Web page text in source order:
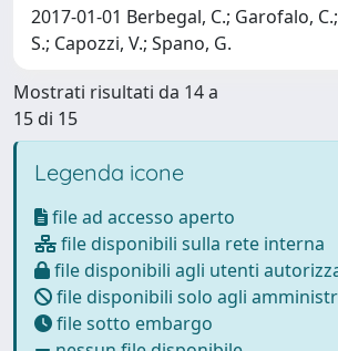
2017-01-01 Berbegal, C.; Garofalo,
S.; Capozzi, V.; Spano, G.
Mostrati risultati da 14 a
15 di 15
Legenda icone
file ad accesso aperto
file disponibili sulla rete interna
file disponibili agli utenti
file disponibili solo agli
file sotto embargo